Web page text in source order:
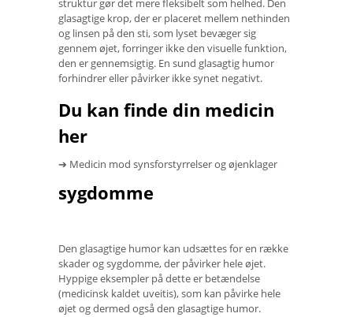
struktur gør det mere fleksibelt som helhed. Den
glasagtige krop, der er placeret mellem nethinden
og linsen på den sti, som lyset bevæger sig
gennem øjet, forringer ikke den visuelle funktion,
den er gennemsigtig. En sund glasagtig humor
forhindrer eller påvirker ikke synet negativt.
Du kan finde din medicin
her
➔ Medicin mod synsforstyrrelser og øjenklager
sygdomme
Den glasagtige humor kan udsættes for en række
skader og sygdomme, der påvirker hele øjet.
Hyppige eksempler på dette er betændelse
(medicinsk kaldet uveitis), som kan påvirke hele
øjet og dermed også den glasagtige humor.